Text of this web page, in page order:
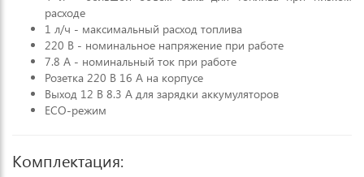
расходе
1 л/ч - максимальный расход топлива
220 В - номинальное напряжение при работе
7.8 А - номинальный ток при работе
Розетка 220 В 16 А на корпусе
Выход 12 В 8.3 А для зарядки аккумуляторов
ECO-режим
Комплектация: